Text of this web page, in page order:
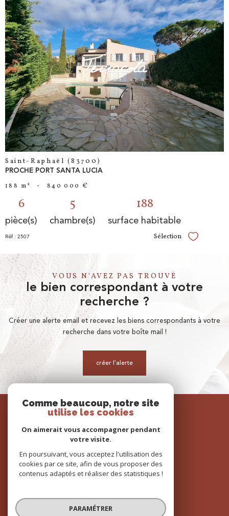
voir le
bien
Saint-Raphaël (83700)
PROCHE PORT SANTA LUCIA
188 m² - 840 000 €
6
pièce(s)
5
chambre(s)
188
surface habitable
Réf : 2507 Sélection Sélectionner
VOUS N'AVEZ PAS TROUVÉ
le bien correspondant à votre
recherche ?
Créer une alerte email et recevez les biens correspondants à votre
recherche dans votre boîte mail !
créer l'alerte
SE
connecter
espace propriétaire
adhérons
Comme beaucoup, notre site
utilise les cookies
On aimerait vous accompagner pendant
votre visite.
En poursuivant, vous acceptez l'utilisation des
cookies par ce site, afin de vous proposer des
contenus adaptés et réaliser des statistiques !
PARAMÉTRER